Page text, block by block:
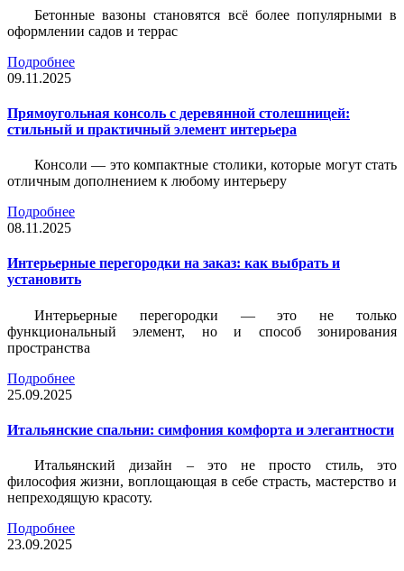
Бетонные вазоны становятся всё более популярными в
оформлении садов и террас
Подробнее
09.11.2025
Прямоугольная консоль с деревянной столешницей:
стильный и практичный элемент интерьера
Консоли — это компактные столики, которые могут стать
отличным дополнением к любому интерьеру
Подробнее
08.11.2025
Интерьерные перегородки на заказ: как выбрать и
установить
Интерьерные перегородки — это не только
функциональный элемент, но и способ зонирования
пространства
Подробнее
25.09.2025
Итальянские спальни: симфония комфорта и элегантности
Итальянский дизайн – это не просто стиль, это
философия жизни, воплощающая в себе страсть, мастерство и
непреходящую красоту.
Подробнее
23.09.2025